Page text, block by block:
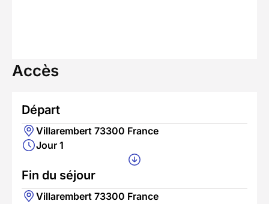
Accès
Départ
Villarembert 73300 France
Jour 1
Fin du séjour
Villarembert 73300 France